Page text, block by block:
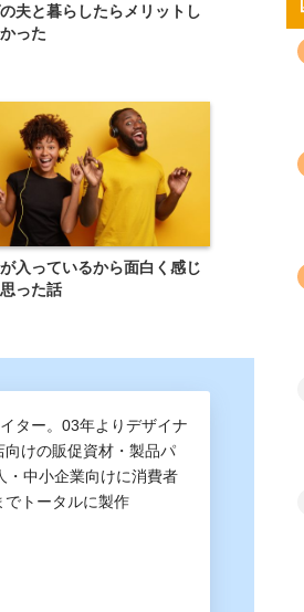
夫と暮らしたらメリットし
った
入っているから面白く感じ
った話
ター。03年よりデザイナ
けの販促資材・製品パ
・中小企業向けに消費者
でトータルに製作